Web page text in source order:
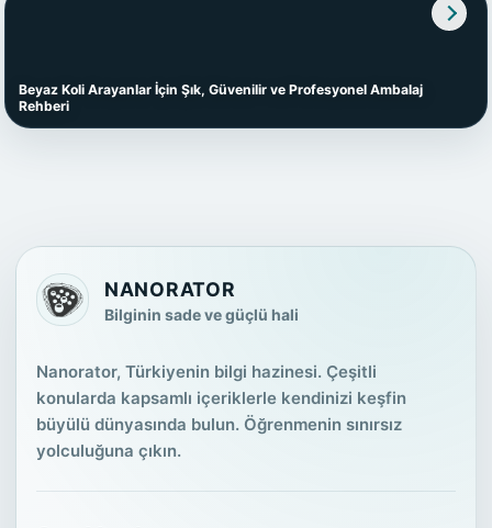
Beyaz Koli Arayanlar İçin Şık, Güvenilir ve Profesyonel Ambalaj
Rehberi
NANORATOR
Bilginin sade ve güçlü hali
Nanorator, Türkiyenin bilgi hazinesi. Çeşitli
konularda kapsamlı içeriklerle kendinizi keşfin
büyülü dünyasında bulun. Öğrenmenin sınırsız
yolculuğuna çıkın.